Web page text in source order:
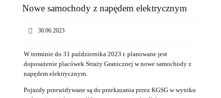
Nowe samochody z napędem elektrycznym
30.06.2023
W terminie do 31 października 2023 r. planowane jest
doposażenie placówek Straży Granicznej w nowe samochody z
napędem elektrycznym.
Pojazdy przewidywane są do przekazania przez KGSG w wyniku